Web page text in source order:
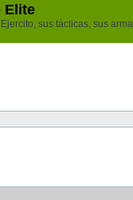
Elite
sus tácticas, sus